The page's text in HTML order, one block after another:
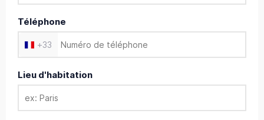
Téléphone
+33
Lieu d'habitation